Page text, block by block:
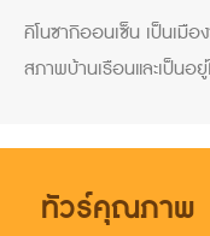
คิโนซากิออนเซ็น เป็นเมื
สภาพบ้านเรือนและเป็นอ
ทัวร์คุณภาพ